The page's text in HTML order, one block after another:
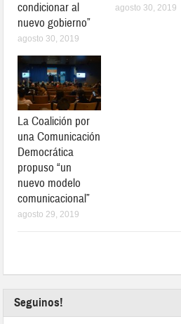
condicionar al
nuevo gobierno”
agosto 30, 2019
agosto 30, 2019
La Coalición por
una Comunicación
Democrática
propuso “un
nuevo modelo
comunicacional”
agosto 29, 2019
Seguinos!